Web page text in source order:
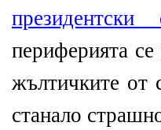
периферията
жълтичките от
станало